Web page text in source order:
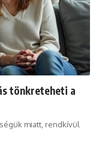
tönkreteheti a
miatt, rendkívül